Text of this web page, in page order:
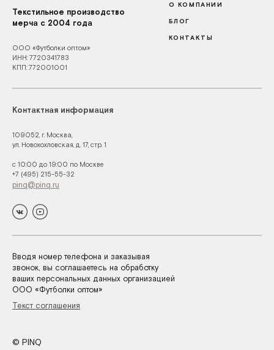
Текстильное производство
мерча с 2004 года
ООО «Футболки оптом»
ИНН: 7720341783
КПП: 772001001
О КОМПАНИИ
БЛОГ
КОНТАКТЫ
Контактная информация
109052, г. Москва,
ул. Новохохловская, д. 17, стр. 1
с 10:00 до 19:00 по Москве
+7 (495) 215-55-32
pinq@pinq.ru
Вводя номер телефона и заказывая
звонок, вы соглашаетесь на обработку
ваших персональных данных организацией
ООО «Футболки оптом»
Текст соглашения
© PINQ